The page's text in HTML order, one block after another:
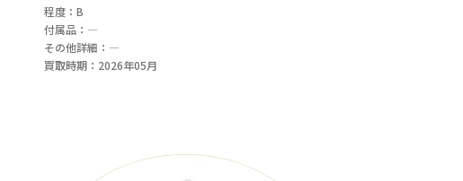
程度：B
付属品：―
その他詳細：―
買取時期：2026年05月